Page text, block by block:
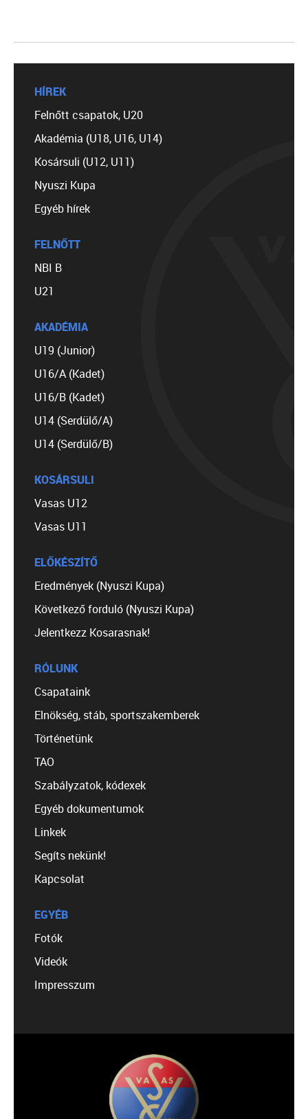
HÍREK
Felnőtt csapatok, U20
Akadémia (U18, U16, U14)
Kosársuli (U12, U11)
Nyuszi Kupa
Egyéb hírek
FELNŐTT
NBI B
U21
AKADÉMIA
U19 (Junior)
U16/A (Kadet)
U16/B (Kadet)
U14 (Serdülő/A)
U14 (Serdülő/B)
KOSÁRSULI
Vasas U12
Vasas U11
ELŐKÉSZÍTŐ
Eredmények (Nyuszi Kupa)
Következő forduló (Nyuszi Kupa)
Jelentkezz Kosarasnak!
RÓLUNK
Csapataink
Elnökség, stáb, sportszakemberek
Történetünk
TAO
Szabályzatok, kódexek
Egyéb dokumentumok
Linkek
Segíts nekünk!
Kapcsolat
EGYÉB
Fotók
Videók
Impresszum